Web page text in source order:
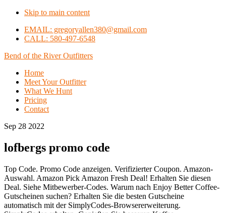
Skip to main content
EMAIL: gregoryallen380@gmail.com
CALL: 580-497-6548
Bend of the River Outfitters
Home
Meet Your Outfitter
What We Hunt
Pricing
Contact
Sep 28 2022
lofbergs promo code
Top Code. Promo Code anzeigen. Verifizierter Coupon. Amazon-
Auswahl. Amazon Pick Amazon Fresh Deal! Erhalten Sie diesen
Deal. Siehe Mitbewerber-Codes. Warum nach Enjoy Better Coffee-
Gutscheinen suchen? Erhalten Sie die besten Gutscheine
automatisch mit der SimplyCodes-Browsererweiterung.